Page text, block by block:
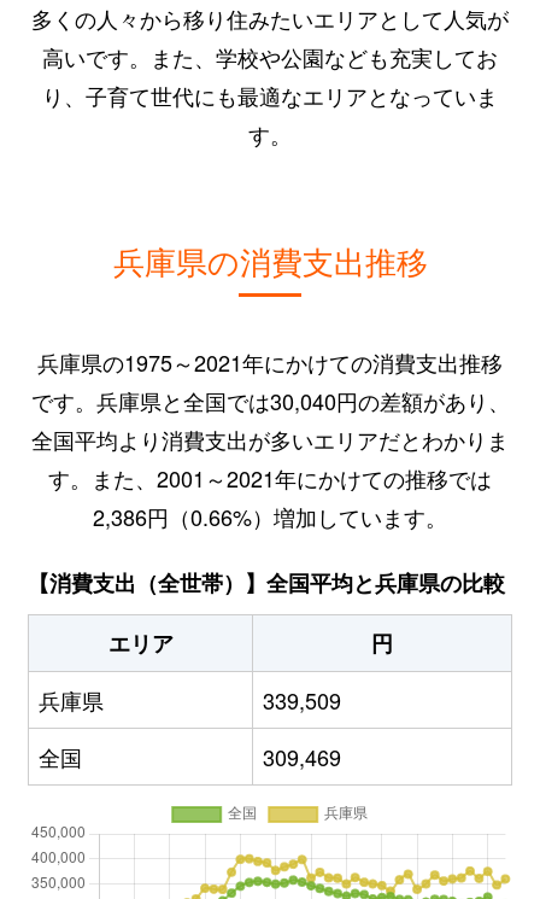
多くの人々から移り住みたいエリアとして人気が
高いです。また、学校や公園なども充実してお
り、子育て世代にも最適なエリアとなっていま
す。
兵庫県の消費支出推移
兵庫県の1975～2021年にかけての消費支出推移
です。兵庫県と全国では30,040円の差額があり、
全国平均より消費支出が多いエリアだとわかりま
す。また、2001～2021年にかけての推移では
2,386円（0.66%）増加しています。
【消費支出（全世帯）】全国平均と兵庫県の比較
エリア
円
兵庫県
339,509
全国
309,469